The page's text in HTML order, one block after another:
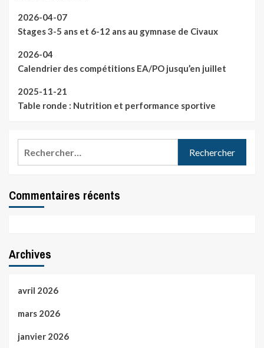
2026-04-07
Stages 3-5 ans et 6-12 ans au gymnase de Civaux
2026-04
Calendrier des compétitions EA/PO jusqu’en juillet
2025-11-21
Table ronde : Nutrition et performance sportive
Commentaires récents
Archives
avril 2026
mars 2026
janvier 2026